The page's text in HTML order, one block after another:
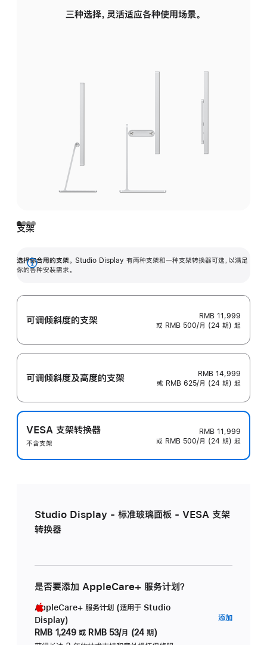
三种选择，灵活适应各种使用场景。
支架
选择你合用的支架。 Studio Display 有两种支架和一种支架转换器可选，以满足
你的各种安装需求。
展
可调倾斜度的支架
RMB 11,999
或 RMB 500/月 (24 期) 起
可调倾斜度及高‍度的支‍架
RMB 14,999
或 RMB 625/月 (24 期) 起
VESA 支架转换器
不含支架
RMB 11,999
或 RMB 500/月 (24 期) 起
Studio Display - 标准玻璃面板 - VESA 支架
转换器
是否要添加 AppleCare+ 服务计划？
AppleCare+ 服务计划 (适用于 Studio
Display)
RMB 1,249 或 RMB 53/月 (24 期)
添加